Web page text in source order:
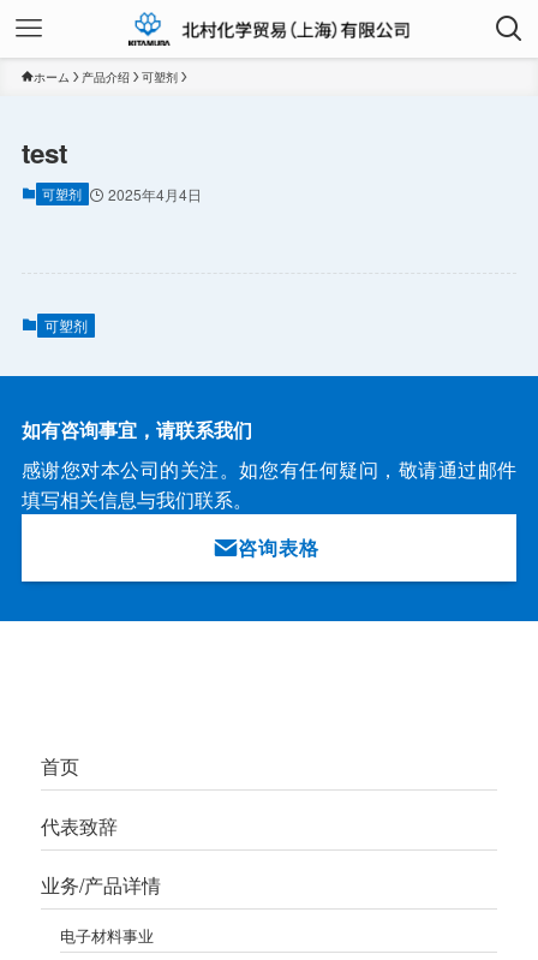
ホーム 产品介绍 可塑剂
test
可塑剂 2025年4月4日
可塑剂
如有咨询事宜，请联系我们
感谢您对本公司的关注。如您有任何疑问，敬请通过邮件
填写相关信息与我们联系。
咨询表格
首页
代表致辞
业务/产品详情
电子材料事业